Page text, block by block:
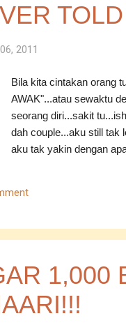
2011
Bila kita cintakan orang
AWAK"...atau sewaktu
seorang diri...sakit
dah couple...aku still tak
aku tak yakin dengan
dapat mengungkapkan
masa..jangan siasiakan
1,000